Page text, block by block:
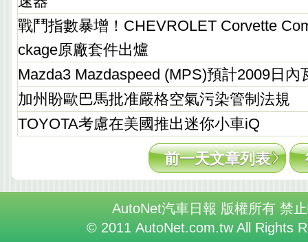
戰鬥指數暴增！CHEVROLET Corvette
ckage原廠套件出爐
Mazda3 Mazdaspeed (MPS)預計2009日內
加州盼歐巴馬批准嚴格空氣污染管制法規
TOYOTA考慮在美國推出迷你小車iQ
前一天文章列表
AutoNet汽車日報 版權所有 禁
© 2011 AutoNet.com.tw All Rights